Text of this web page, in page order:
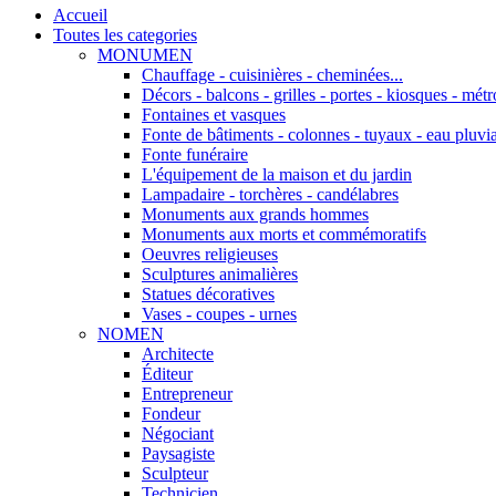
Accueil
Toutes les categories
MONUMEN
Chauffage - cuisinières - cheminées...
Décors - balcons - grilles - portes - kiosques -
Fontaines et vasques
Fonte de bâtiments - colonnes - tuyaux - eau
Fonte funéraire
L'équipement de la maison et du jardin
Lampadaire - torchères - candélabres
Monuments aux grands hommes
Monuments aux morts et commémoratifs
Oeuvres religieuses
Sculptures animalières
Statues décoratives
Vases - coupes - urnes
NOMEN
Architecte
Éditeur
Entrepreneur
Fondeur
Négociant
Paysagiste
Sculpteur